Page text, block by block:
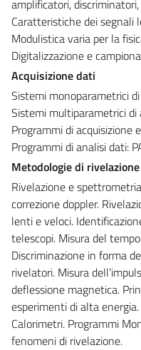
amplificatori,
Caratteristiche dei segnali
Modulistica varia per la
Digitalizzazione e
Acquisizione dati
Sistemi monoparametrici
Sistemi multiparametrici di
Programmi di acquisizione
Programmi di analisi dati:
Metodologie di
Rivelazione e
correzione doppler.
lenti e veloci.
telescopi. Misura del
Discriminazione in forma
rivelatori. Misura
deflessione magnetica.
esperimenti di alta
Calorimetri. Programmi
fenomeni di rivelazione.